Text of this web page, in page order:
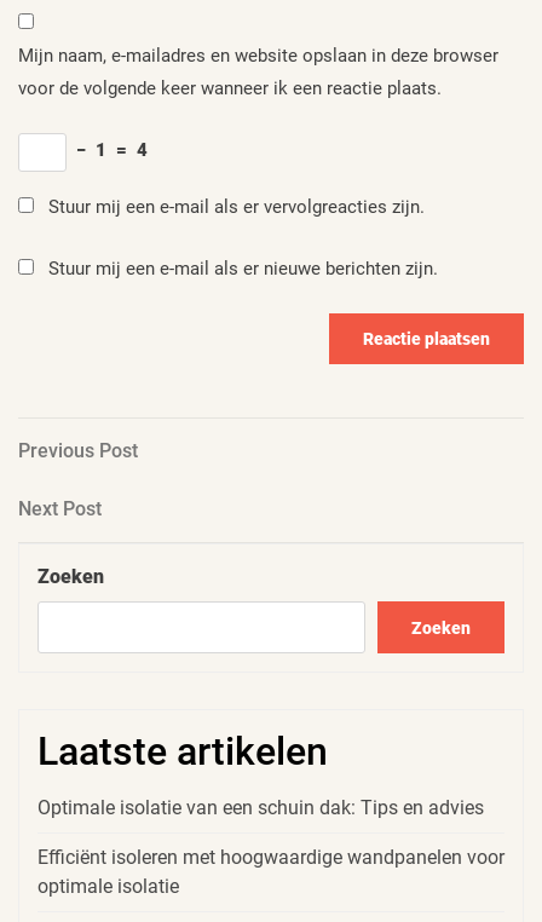
Mijn naam, e-mailadres en website opslaan in deze browser
voor de volgende keer wanneer ik een reactie plaats.
− 1 = 4
Stuur mij een e-mail als er vervolgreacties zijn.
Stuur mij een e-mail als er nieuwe berichten zijn.
Berichtnavigatie
Previous
Previous Post
Next
Next Post
Zoeken
Zoeken
Laatste artikelen
Optimale isolatie van een schuin dak: Tips en advies
Efficiënt isoleren met hoogwaardige wandpanelen voor
optimale isolatie